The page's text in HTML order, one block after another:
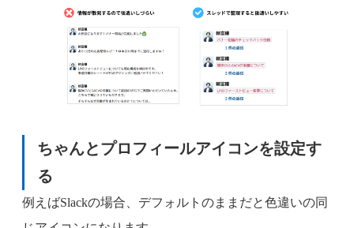
ちゃんとプロフィールアイコンを設定す
る
例えばSlackの場合、デフォルトのままだと色違いの同